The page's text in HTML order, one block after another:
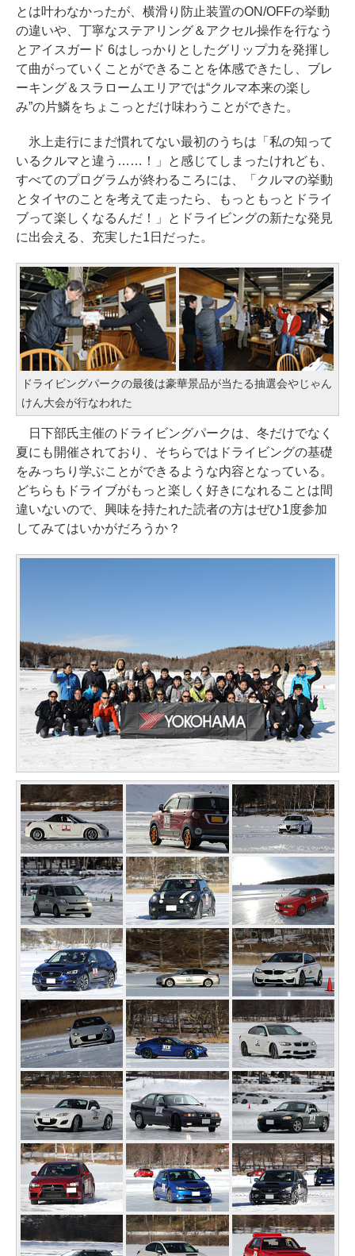
とは叶わなかったが、横滑り防止装置のON/OFFの挙動
の違いや、丁寧なステアリング＆アクセル操作を行なう
とアイスガード 6はしっかりとしたグリップ力を発揮し
て曲がっていくことができることを体感できたし、ブレ
ーキング＆スラロームエリアでは“クルマ本来の楽し
み”の片鱗をちょこっとだけ味わうことができた。
氷上走行にまだ慣れてない最初のうちは「私の知って
いるクルマと違う……！」と感じてしまったけれども、
すべてのプログラムが終わるころには、「クルマの挙動
とタイヤのことを考えて走ったら、もっともっとドライ
ブって楽しくなるんだ！」とドライビングの新たな発見
に出会える、充実した1日だった。
ドライビングパークの最後は豪華景品が当たる抽選会やじゃん
けん大会が行なわれた
日下部氏主催のドライビングパークは、冬だけでなく
夏にも開催されており、そちらではドライビングの基礎
をみっちり学ぶことができるような内容となっている。
どちらもドライブがもっと楽しく好きになれることは間
違いないので、興味を持たれた読者の方はぜひ1度参加
してみてはいかがだろうか？